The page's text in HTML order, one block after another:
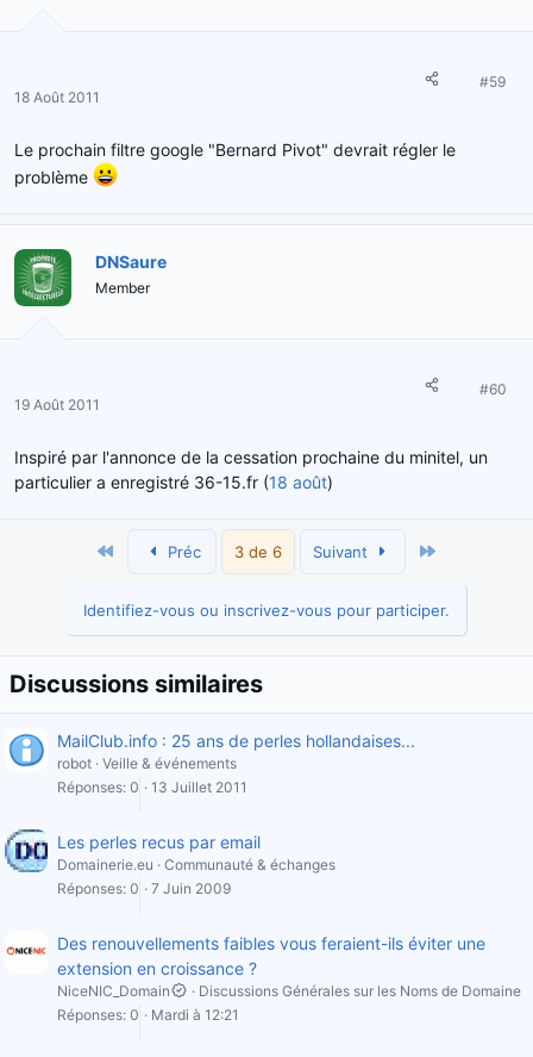
18 Août 2011
#59
Le prochain filtre google "Bernard Pivot" devrait régler le
problème
DNSaure
Member
19 Août 2011
#60
Inspiré par l'annonce de la cessation prochaine du minitel, un
particulier a enregistré 36-15.fr (18 août)
PremierPréc 3 de 6 Suivant
Identifiez-vous ou inscrivez-vous pour participer.
Discussions similaires
MailClub.info : 25 ans de perles hollandaises...
robot Veille & événements
Réponses 0 13 Juillet 2011
Les perles recus par email
Domainerie.eu
Communauté & échanges
Réponses 0 7 Juin 2009
Des renouvellements faibles vous feraient-ils éviter une
extension en croissance ?
NiceNIC_Domain
Discussions Générales sur les Noms de Domaine
Réponses 0 Mardi à 12:21